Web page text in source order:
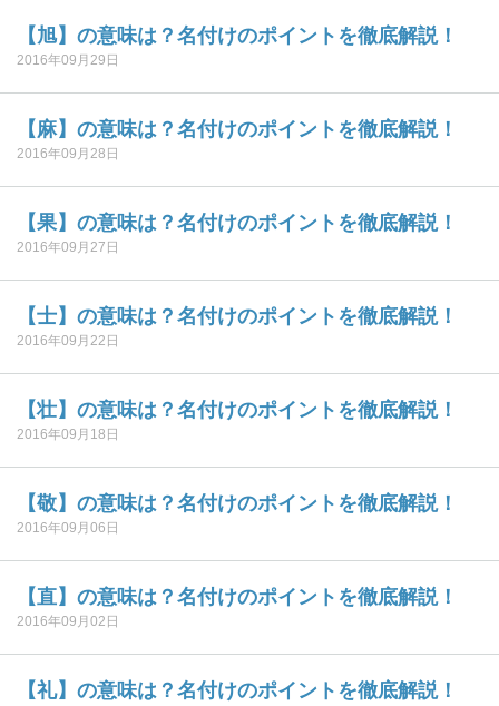
【旭】の意味は？名付けのポイントを徹底解説！
2016年09月29日
【麻】の意味は？名付けのポイントを徹底解説！
2016年09月28日
【果】の意味は？名付けのポイントを徹底解説！
2016年09月27日
【士】の意味は？名付けのポイントを徹底解説！
2016年09月22日
【壮】の意味は？名付けのポイントを徹底解説！
2016年09月18日
【敬】の意味は？名付けのポイントを徹底解説！
2016年09月06日
【直】の意味は？名付けのポイントを徹底解説！
2016年09月02日
【礼】の意味は？名付けのポイントを徹底解説！